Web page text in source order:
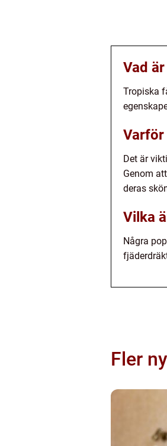
Vad
Tropiska
Varför
Det är
Genom
deras
Vilka
Några
Fler